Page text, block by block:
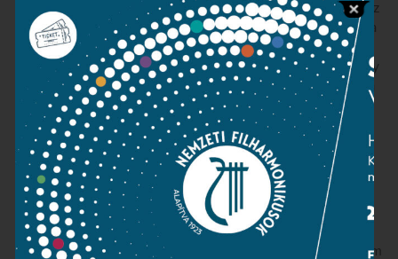
fönt van, de hát annyi tűz, mondanivaló, gazdagság van az
énekében, annyi bátorság az előadásmódban, ahogy ez a
törékeny lány úgy mer jajongani, mint a valódi
parasztasszonyok a Bartók-féle fonográfhengereken, hogy
azt hiszem, végtelenül mellékes, hogy tetszik-e nekem a
hangszíne. Szép hangon, pontatlanul, viszont elég
merészen énekelt Kálmándi Mihály, az est negatív hőse
pedig Lukin Márta volt, ez a szövegmondás, ez az
énektechnika, ez a kellemetlen fekvésben lévő, sipító
mezzoszoprán egyszerűen nem közügy, nem tartozik a
nyilvánosságra.
Kelemen Barnabás teljesítményét a közvetítés alapján nem